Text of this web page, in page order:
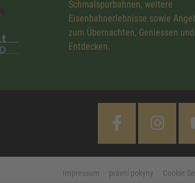
Schmalspurbahnen, weitere
Eisenbahnerlebnisse sowie
zum Übernachten, Geniessen und
Entdecken.
Impressum právní pokyny Cookie